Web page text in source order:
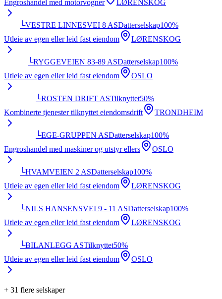
Engroshandel med motorvogner
LØRENSKOG
└VESTRE LINNESVEI 8 ASDatterselskap100%
Utleie av egen eller leid fast eiendom
LØRENSKOG
└RYGGEVEIEN 83-89 ASDatterselskap100%
Utleie av egen eller leid fast eiendom
OSLO
└ROSTEN DRIFT ASTilknyttet50%
Kombinerte tjenester tilknyttet eiendomsdrift
TRONDHEIM
└EGE-GRUPPEN ASDatterselskap100%
Engroshandel med maskiner og utstyr ellers
OSLO
└HVAMVEIEN 2 ASDatterselskap100%
Utleie av egen eller leid fast eiendom
LØRENSKOG
└NILS HANSENSVEI 9 - 11 ASDatterselskap100%
Utleie av egen eller leid fast eiendom
LØRENSKOG
└BILANLEGG ASTilknyttet50%
Utleie av egen eller leid fast eiendom
OSLO
+ 31 flere selskaper